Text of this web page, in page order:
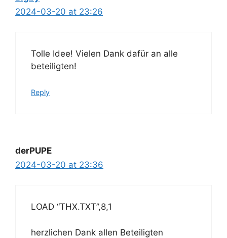
2024-03-20 at 23:26
Tolle Idee! Vielen Dank dafür an alle
beteiligten!
Reply
derPUPE
2024-03-20 at 23:36
LOAD “THX.TXT”,8,1
herzlichen Dank allen Beteiligten